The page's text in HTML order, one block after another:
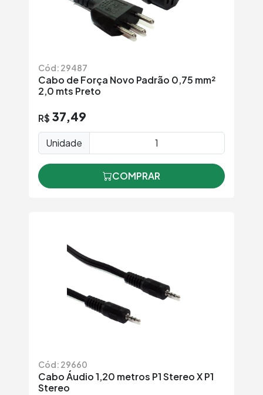
Cód: 29487
Cabo de Força Novo Padrão 0,75 mm²
2,0 mts Preto
R$ 37,49
Unidade
COMPRAR
Cód: 29660
Cabo Áudio 1,20 metros P1 Stereo X P1
Stereo